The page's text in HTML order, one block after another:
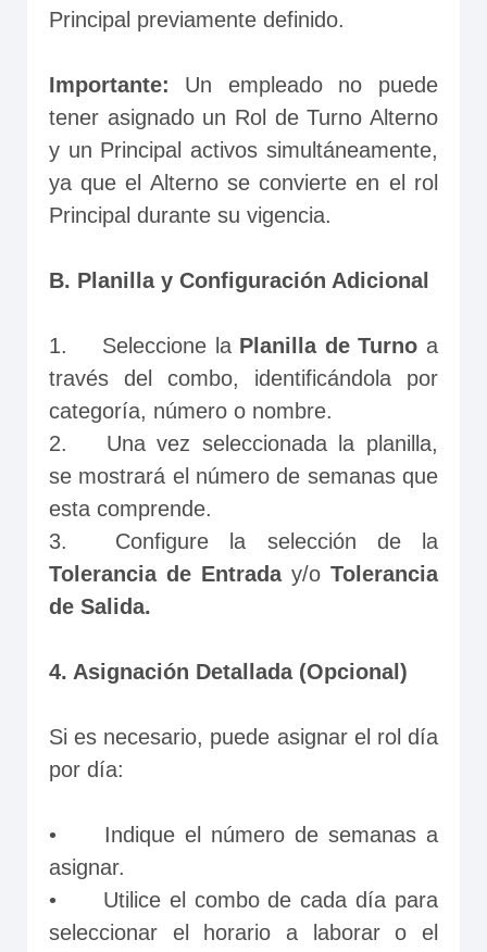
Principal previamente definido.
Importante: Un empleado no puede
tener asignado un Rol de Turno Alterno
y un Principal activos simultáneamente,
ya que el Alterno se convierte en el rol
Principal durante su vigencia.
B. Planilla y Configuración Adicional
1.	Seleccione la Planilla de Turno a
través del combo, identificándola por
categoría, número o nombre.
2.	Una vez seleccionada la planilla,
se mostrará el número de semanas que
esta comprende.
3.	Configure la selección de la
Tolerancia de Entrada y/o Tolerancia
de Salida.
4. Asignación Detallada (Opcional)
Si es necesario, puede asignar el rol día
por día:
•	Indique el número de semanas a
asignar.
•	Utilice el combo de cada día para
seleccionar el horario a laborar o el